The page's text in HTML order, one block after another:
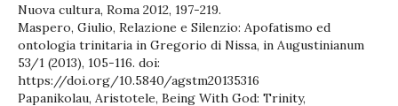
Nuova cultura, Roma 2012, 197-219.
Maspero, Giulio, Relazione e Silenzio: Apofatismo ed
ontologia trinitaria in Gregorio di Nissa, in Augustinianum
53/1 (2013), 105-116. doi:
https://doi.org/10.5840/agstm20135316
Papanikolau, Aristotele, Being With God: Trinity,